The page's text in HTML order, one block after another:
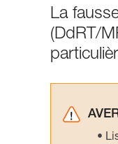
La
(DdRT/